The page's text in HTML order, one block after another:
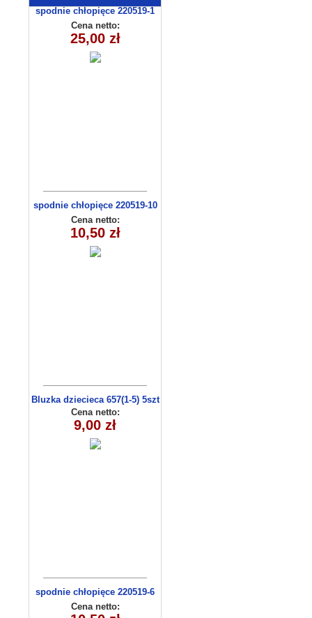
spodnie chłopięce 220519-1
(1-6) 5szt
Cena netto:
25,00 zł
spodnie chłopięce 220519-10
(1-4)
Cena netto:
10,50 zł
Bluzka dziecieca 657(1-5) 5szt
Cena netto:
9,00 zł
spodnie chłopięce 220519-6
(1- 4) 4 szt
Cena netto: